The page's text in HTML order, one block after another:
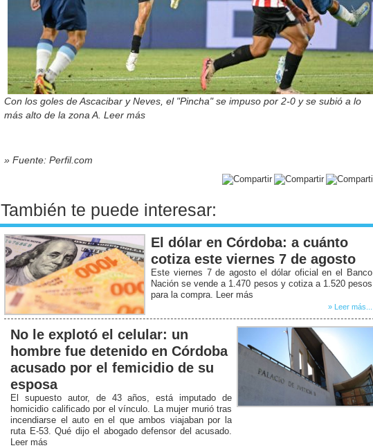
Con los goles de Ascacibar y Neves, el "Pincha" se impuso por 2-0 y se subió a lo
más alto de la zona A. Leer más
» Fuente: Perfil.com
También te puede interesar:
El dólar en Córdoba: a cuánto
cotiza este viernes 7 de agosto
Este viernes 7 de agosto el dólar oficial en el Banco
Nación se vende a 1.470 pesos y cotiza a 1.520 pesos
para la compra. Leer más
» Leer más...
No le explotó el celular: un
hombre fue detenido en Córdoba
acusado por el femicidio de su
esposa
El supuesto autor, de 43 años, está imputado de
homicidio calificado por el vínculo. La mujer murió tras
incendiarse el auto en el que ambos viajaban por la
ruta E-53. Qué dijo el abogado defensor del acusado.
Leer más